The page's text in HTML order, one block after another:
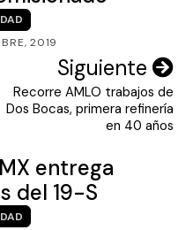
2019
Siguiente
Recorre AMLO trabajos de
Dos Bocas, primera refinería
en 40 años
entrega
del 19-S